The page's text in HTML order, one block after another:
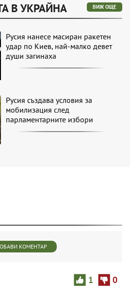
В УКРАЙНА ВИЖ ОЩЕ
Русия нанесе масиран ракетен
удар по Киев, най-малко девет
души загинаха
Русия създава условия за
мобилизация след
парламентарните избори
КОМЕНТАР
1 0